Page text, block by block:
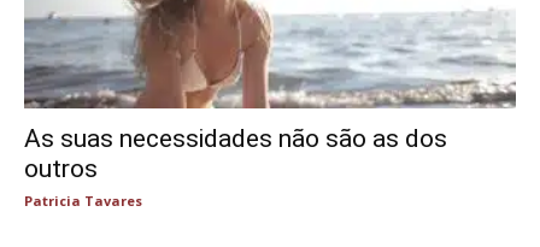
As suas necessidades não são as dos
outros
Patricia Tavares